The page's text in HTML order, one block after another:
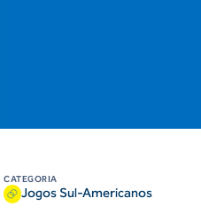
CATEGORIA
Jogos Sul-Americanos